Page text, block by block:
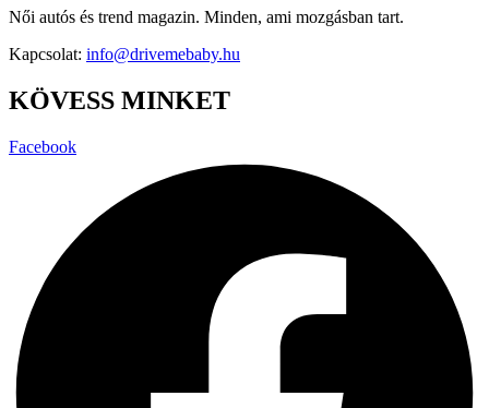
Női autós és trend magazin. Minden, ami mozgásban tart.
Kapcsolat: info@drivemebaby.hu
KÖVESS MINKET
Facebook